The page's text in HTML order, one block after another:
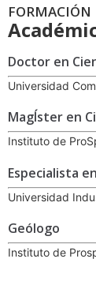
FORMACIÓN
Doctor en
Universidad
MagÍster en
Instituto de
Especialista
Universidad
Geólogo
Instituto de